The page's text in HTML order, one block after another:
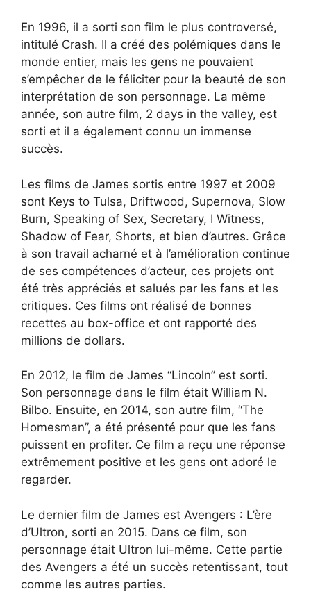
En 1996, il a sorti son film le plus controversé,
intitulé Crash. Il a créé des polémiques dans le
monde entier, mais les gens ne pouvaient
s’empêcher de le féliciter pour la beauté de son
interprétation de son personnage. La même
année, son autre film, 2 days in the valley, est
sorti et il a également connu un immense
succès.
Les films de James sortis entre 1997 et 2009
sont Keys to Tulsa, Driftwood, Supernova, Slow
Burn, Speaking of Sex, Secretary, I Witness,
Shadow of Fear, Shorts, et bien d’autres. Grâce
à son travail acharné et à l’amélioration continue
de ses compétences d’acteur, ces projets ont
été très appréciés et salués par les fans et les
critiques. Ces films ont réalisé de bonnes
recettes au box-office et ont rapporté des
millions de dollars.
En 2012, le film de James “Lincoln” est sorti.
Son personnage dans le film était William N.
Bilbo. Ensuite, en 2014, son autre film, “The
Homesman”, a été présenté pour que les fans
puissent en profiter. Ce film a reçu une réponse
extrêmement positive et les gens ont adoré le
regarder.
Le dernier film de James est Avengers : L’ère
d’Ultron, sorti en 2015. Dans ce film, son
personnage était Ultron lui-même. Cette partie
des Avengers a été un succès retentissant, tout
comme les autres parties.